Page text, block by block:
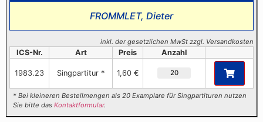
FROMMLET, Dieter
inkl. der gesetzlichen MwSt zzgl. Versandkosten
ICS-Nr. Art Preis Anzahl
1983.23 Singpartitur * 1,60 €
* Bei kleineren Bestellmengen als 20 Examplare für Singpartituren nutzen
Sie bitte dasKontaktformular.